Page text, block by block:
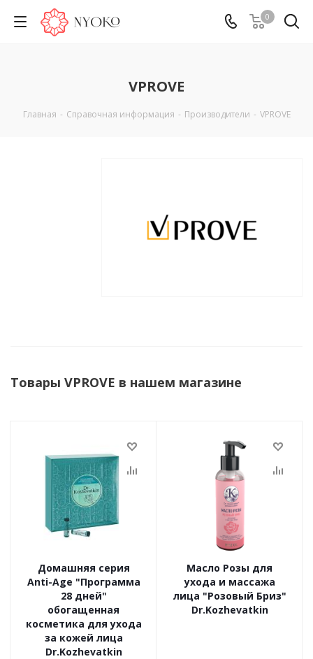
0
VPROVE
Главная - Справочная информация - Производители - VPROVE
Товары VPROVE в нашем магазине
Домашняя серия
Anti-Age "Программа
28 дней"
обогащенная
косметика для ухода
за кожей лица
Dr.Kozhevatkin
Масло Розы для
ухода и массажа
лица "Розовый Бриз"
Dr.Kozhevatkin